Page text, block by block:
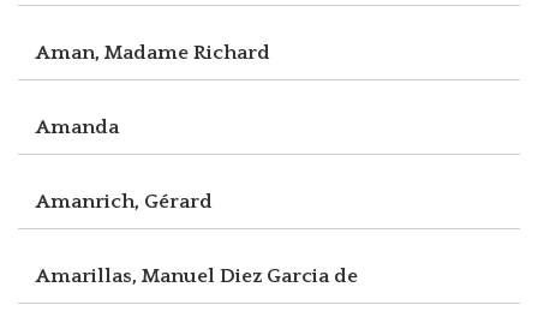
Aman, Madame Richard
Amanda
Amanrich, Gérard
Amarillas, Manuel Diez Garcia de